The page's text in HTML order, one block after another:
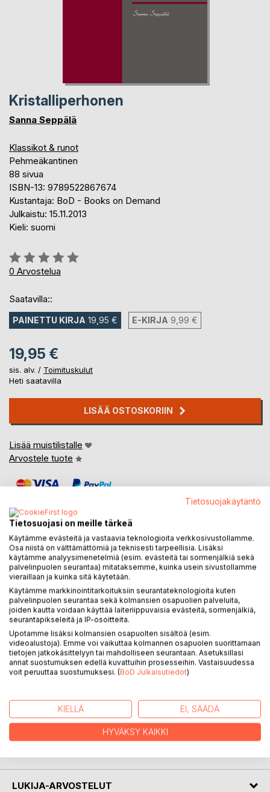
Kristalliperhonen
Sanna Seppälä
Klassikot & runot
Pehmeäkantinen
88 sivua
ISBN-13: 9789522867674
Kustantaja: BoD - Books on Demand
Julkaistu: 15.11.2013
Kieli: suomi
Arvostelu::
0%
0 Arvostelua
Saatavilla::
PAINETTU KIRJA 19,95 € E-KIRJA 9,99 €
19,95 €
sis. alv. / Toimituskulut
Heti saatavilla
LISÄÄ OSTOSKORIIN
Lisää muistilistalle
Arvostele tuote
KUVAUS
Kirjani on runokokoelma, joka todistaa että pienikin ihminen
voi toteuttaa unelmansa. Yksi unelmani oli runokokoelma,
runoja sydämen sisimmästä joista moni voi löytää itsensä
myös. Erikategoriat tekee kirjastani vaihtelevan, vaikka
suurin osa on melankolista taidettani. Tämä runokokoelma
on kaunis ja koskettava monin tavoin. Kyynel voi vierähtää
silmäkulmaan tutkaillessa kirjaa joka on täynnä tunnetta,
melankoliaa, rakkautta, luonnon kauneutta ja
KIRJAILIJA
LUKIJA-ARVOSTELUT
Tietosuojakäytäntö
Tietosuojasi on meille tärkeä
Käytämme evästeitä ja vastaavia teknologioita verkkosivustollamme.
Osa niistä on välttämättömiä ja teknisesti tarpeellisia. Lisäksi
käytämme analyysimenetelmiä (esim. evästeitä tai sormenjälkiä sekä
palvelinpuolen seurantaa) mitataksemme, kuinka usein sivustollamme
vieraillaan ja kuinka sitä käytetään.
Käytämme markkinointitarkoituksiin seurantateknologioita kuten
palvelinpuolen seurantaa sekä kolmansien osapuolien palveluita,
joiden kautta voidaan käyttää laiteriippuvaisia evästeitä, sormenjälkiä,
seurantapikseleitä ja IP-osoitteita.
Upotamme lisäksi kolmansien osapuolten sisältöä (esim.
videoalustoja). Emme voi vaikuttaa kolmannen osapuolen suorittamaan
tietojen jatkokäsittelyyn tai mahdolliseen seurantaan. Asetuksillasi
annat suostumuksen edellä kuvattuihin prosesseihin. Vastaisuudessa
voit peruuttaa suostumuksesi. (BoD Julkaisutiedot)
KIELLÄ EI, SÄÄDÄ
HYVÄKSY KAIKKI